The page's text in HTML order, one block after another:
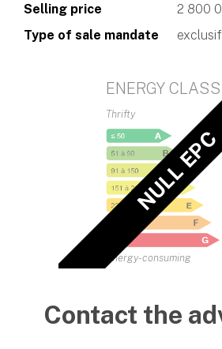
Selling price
2 800
Type of sale mandate
exclusif
ENERGY CLASS
Thrifty
Energy-consuming
NULL EPC
Contact the